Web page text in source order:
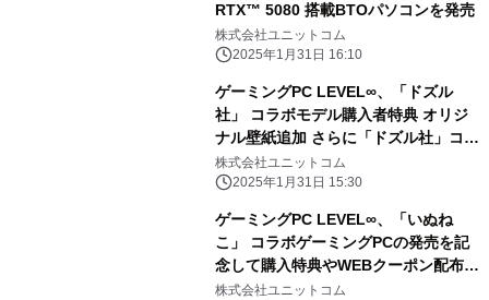
RTX™ 5080 搭載BTOパソコンを発売
株式会社ユニットコム
2025年1月31日 16:10
ゲーミングPC LEVEL∞、「ドズル
社」 コラボモデル購入者特典 オリジ
ナル壁紙追加 さらに「ドズル社」コラ
ボPC購入時に使える 5,000円OFF
WEBクーポン配布
株式会社ユニットコム
2025年1月31日 15:30
ゲーミングPC LEVEL∞、「いぬね
こ」 コラボゲーミングPCの発売を記
念して購入特典やWEBクーポン配布
さらに、サイン入りコラボPCが当たる
株式会社ユニットコム